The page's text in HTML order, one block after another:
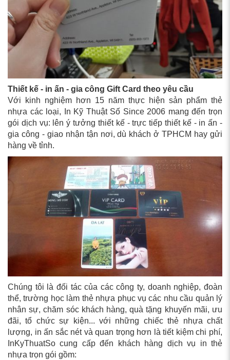
Thiết kế - in ấn - gia công Gift Card theo yêu cầu
Với kinh nghiệm hơn 15 năm thực hiện sản phẩm thẻ
nhựa các loại, In Kỹ Thuật Số Since 2006 mang đến trọn
gói dịch vụ: lên ý tưởng thiết kế - trực tiếp thiết kế - in ấn -
gia công - giao nhận tận nơi, dù khách ở TPHCM hay gửi
hàng về tỉnh.
Chúng tôi là đối tác của các công ty, doanh nghiệp, đoàn
thể, trường học làm thẻ nhựa phục vụ các nhu cầu quản lý
nhân sự, chăm sóc khách hàng, quà tặng khuyến mãi, ưu
đãi, tổ chức sự kiện... với những chiếc thẻ nhựa chất
lượng, in ấn sắc nét và quan trọng hơn là tiết kiệm chi phí,
InKyThuatSo cung cấp đến khách hàng dịch vụ in thẻ
nhựa trọn gói gồm: